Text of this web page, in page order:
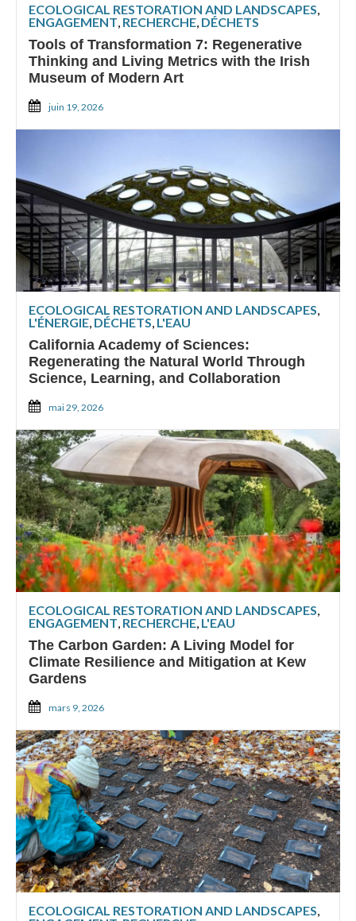
ECOLOGICAL RESTORATION AND LANDSCAPES,
ENGAGEMENT, RECHERCHE, DÉCHETS
Tools of Transformation 7: Regenerative
Thinking and Living Metrics with the Irish
Museum of Modern Art
juin 19, 2026
ECOLOGICAL RESTORATION AND LANDSCAPES,
L'ÉNERGIE, DÉCHETS, L'EAU
California Academy of Sciences:
Regenerating the Natural World Through
Science, Learning, and Collaboration
mai 29, 2026
ECOLOGICAL RESTORATION AND LANDSCAPES,
ENGAGEMENT, RECHERCHE, L'EAU
The Carbon Garden: A Living Model for
Climate Resilience and Mitigation at Kew
Gardens
mars 9, 2026
ECOLOGICAL RESTORATION AND LANDSCAPES,